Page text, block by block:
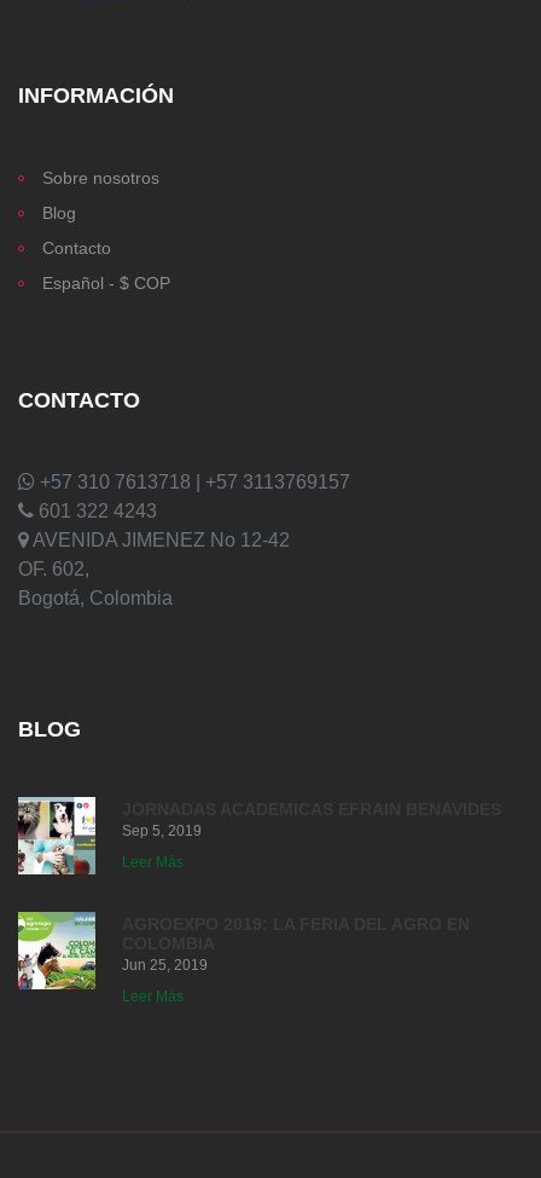
INFORMACIÓN
Sobre nosotros
Blog
Contacto
Español - $ COP
CONTACTO
+57 310 7613718 | +57 3113769157
601 322 4243
AVENIDA JIMENEZ No 12-42
OF. 602,
Bogotá, Colombia
BLOG
Sep 5, 2019
Leer Más
Jun 25, 2019
Leer Más